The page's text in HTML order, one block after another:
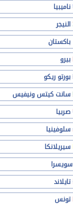
ناميبيا
النيجر
باكستان
بيرو
بورتو ريكو
سانت كيتس ونيفيس
صربيا
سلوفينيا
سيريلانكا
سويسرا
تايلاند
تونس